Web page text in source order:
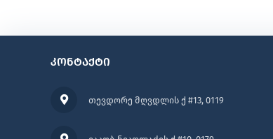
კონტაქტი
თევდორე მღვდლის ქ #13, 0119